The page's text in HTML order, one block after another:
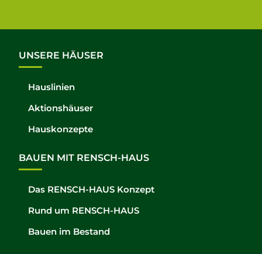
UNSERE HÄUSER
Hauslinien
Aktionshäuser
Hauskonzepte
BAUEN MIT RENSCH-HAUS
Das RENSCH-HAUS Konzept
Rund um RENSCH-HAUS
Bauen im Bestand